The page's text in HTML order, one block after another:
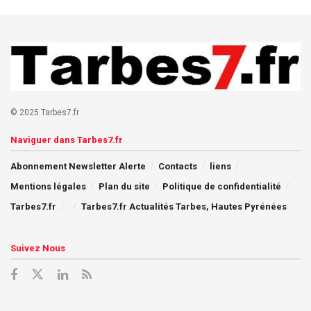
© 2025 Tarbes7.fr
Naviguer dans Tarbes7.fr
Abonnement Newsletter Alerte Contacts
liens
Mentions légales
Plan du site
Politique de confidentialité
Tarbes7.fr
Tarbes7.fr Actualités Tarbes, Hautes Pyrénées
Suivez Nous